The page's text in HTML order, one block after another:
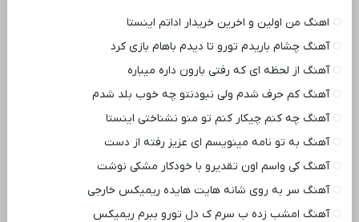
اهنگ من اولین و اخرین خریدار اداتم اینستا
آهنگ چشام باریدم تورو تا دیدم باهام بازی کرد
آهنگ از لحظه ای که رفتی بارون داره میباره
آهنگ کم حرف شدم ولی نبودنتو چه خوب بلد شدم
آهنگ چه کنم چیکار کنم تو منو نشناختی اینستا
آهنگ به تو نامه مینویسم ای عزیز رفته از دست
آهنگ کی واسم اون تقدیرو با خودکار مشکی نوشت
آهنگ سر به روی شانه هایت هایده ریمیکس خارجی
آهنگ امشب زده ب سرم ک دل تورو ببرم ریمیکس